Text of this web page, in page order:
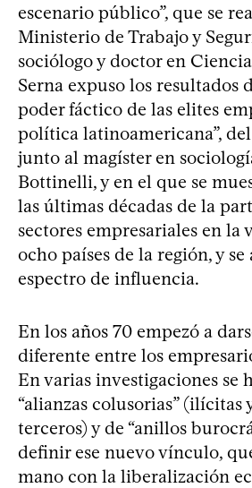
escenario público”, que se
Ministerio de Trabajo y
sociólogo y doctor en
Serna expuso los resultados
poder fáctico de las elites
política latinoamericana”,
junto al magíster en
Bottinelli, y en el que se
las últimas décadas de la
sectores empresariales en la
ocho países de la región, y se
espectro de influencia.
En los años 70 empezó a
diferente entre los
En varias investigaciones se
“alianzas colusorias” (ilícitas
terceros) y de “anillos
definir ese nuevo vínculo,
mano con la liberalización